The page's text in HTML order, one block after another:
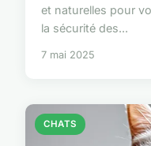
et naturelles pour
la sécurité des...
7 mai 2025
CHATS